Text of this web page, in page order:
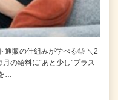
通販の仕組みが学べる◎ ＼2
の給料に“あと少し”プラス
…